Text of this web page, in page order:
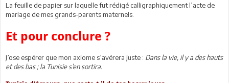
La feuille de papier sur laquelle fut rédigé calligraphiquement l’acte de
mariage de mes grands-parents maternels.
Et pour conclure ?
J’ose espérer que mon axiome s’avérera juste : Dans la vie, il y a des hauts
et des bas ; la Tunisie s’en sortira.